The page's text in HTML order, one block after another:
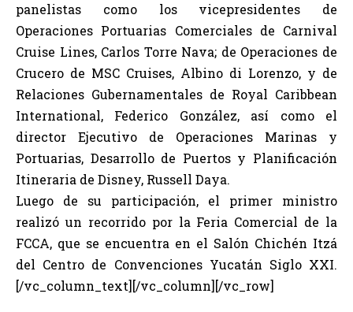
panelistas como los vicepresidentes de
Operaciones Portuarias Comerciales de Carnival
Cruise Lines, Carlos Torre Nava; de Operaciones de
Crucero de MSC Cruises, Albino di Lorenzo, y de
Relaciones Gubernamentales de Royal Caribbean
International, Federico González, así como el
director Ejecutivo de Operaciones Marinas y
Portuarias, Desarrollo de Puertos y Planificación
Itineraria de Disney, Russell Daya.
Luego de su participación, el primer ministro
realizó un recorrido por la Feria Comercial de la
FCCA, que se encuentra en el Salón Chichén Itzá
del Centro de Convenciones Yucatán Siglo XXI.
[/vc_column_text][/vc_column][/vc_row]